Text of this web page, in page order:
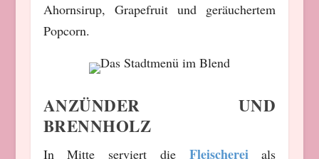
Ahornsirup, Grapefruit und geräuchertem
Popcorn.
ANZÜNDER UND
BRENNHOLZ
In Mitte serviert die Fleischereials